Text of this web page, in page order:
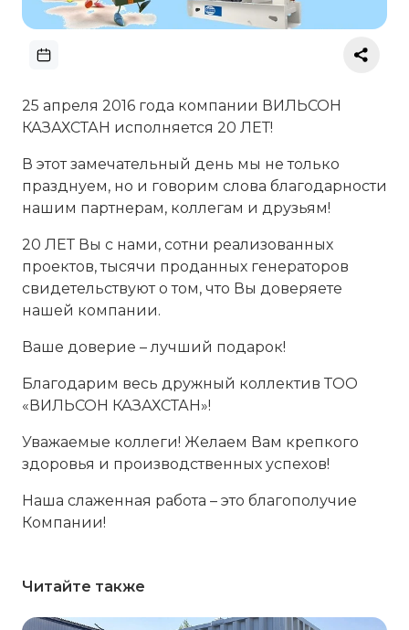
25 апреля 2016 года компании ВИЛЬСОН
КАЗАХСТАН исполняется 20 ЛЕТ!
В этот замечательный день мы не только
празднуем, но и говорим слова благодарности
нашим партнерам, коллегам и друзьям!
20 ЛЕТ Вы с нами, сотни реализованных
проектов, тысячи проданных генераторов
свидетельствуют о том, что Вы доверяете
нашей компании.
Ваше доверие – лучший подарок!
Благодарим весь дружный коллектив ТОО
«ВИЛЬСОН КАЗАХСТАН»!
Уважаемые коллеги! Желаем Вам крепкого
здоровья и производственных успехов!
Наша слаженная работа – это благополучие
Компании!
Читайте также